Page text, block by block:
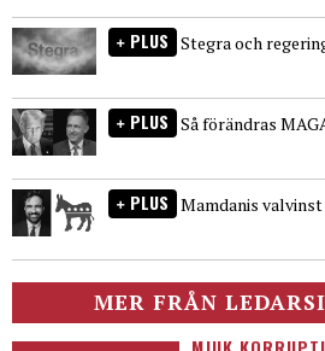
PLUS Stegra och
PLUS Så förändras
PLUS Mamdanis
MER FRÅN